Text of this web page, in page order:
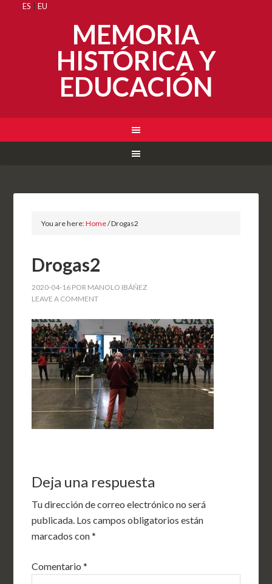
ES EU
MEMORIA
HISTÓRICA Y
EDUCACIÓN
You are here:Home/Drogas2
Drogas2
2020-04-16 POR MANOLO IBÁÑEZ
LEAVE A COMMENT
Deja una respuesta
Tu dirección de correo electrónico no será
publicada. Los campos obligatorios están
marcados con*
Comentario*